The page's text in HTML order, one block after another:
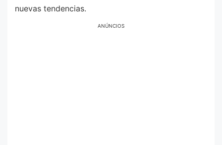
nuevas tendencias.
ANÚNCIOS